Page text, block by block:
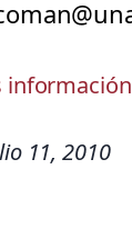
información
11, 2010